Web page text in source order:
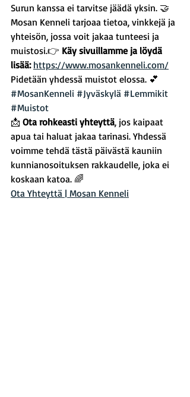
Surun kanssa ei tarvitse jäädä yksin. 🤝
Mosan Kenneli tarjoaa tietoa, vinkkejä ja
yhteisön, jossa voit jakaa tunteesi ja
muistosi.👉 Käy sivuillamme ja löydä
lisää: https://www.mosankenneli.com/
Pidetään yhdessä muistot elossa. 💕
#MosanKenneli #Jyväskylä #Lemmikit
#Muistot
📩 Ota rohkeasti yhteyttä, jos kaipaat
apua tai haluat jakaa tarinasi. Yhdessä
voimme tehdä tästä päivästä kauniin
kunnianosoituksen rakkaudelle, joka ei
koskaan katoa. 🌈
Ota Yhteyttä | Mosan Kenneli